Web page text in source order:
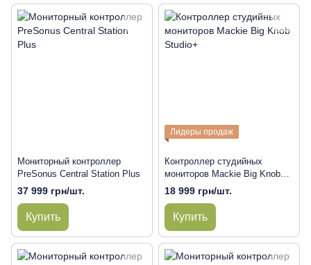
Мониторный контроллер
PreSonus Central Station Plus
37 999 грн/шт.
Купить
Лидеры продаж
Контроллер студийных
мониторов Mackie Big Knob
Studio+
18 999 грн/шт.
Купить